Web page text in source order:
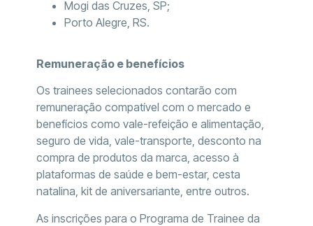
Mogi das Cruzes, SP;
Porto Alegre, RS.
Remuneração e benefícios
Os trainees selecionados contarão com
remuneração compatível com o mercado e
benefícios como vale-refeição e alimentação,
seguro de vida, vale-transporte, desconto na
compra de produtos da marca, acesso à
plataformas de saúde e bem-estar, cesta
natalina, kit de aniversariante, entre outros.
As inscrições para o Programa de Trainee da